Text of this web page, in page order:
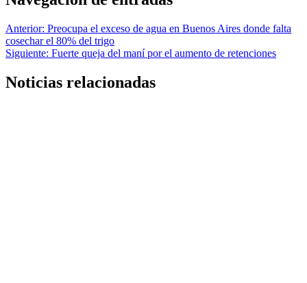
Anterior: Preocupa el exceso de agua en Buenos Aires donde falta
cosechar el 80% del trigo
Siguiente: Fuerte queja del maní por el aumento de retenciones
Noticias relacionadas